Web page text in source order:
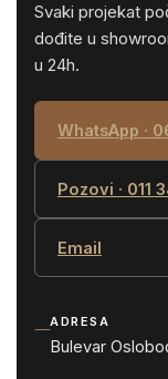
Svaki projekat
dođite u
u 24h.
WhatsApp ·
Pozovi · 011
Email
—ADRESA
Bulevar